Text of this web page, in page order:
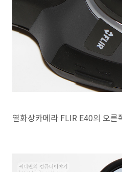
열화상카메라 FLIR E40의 오른